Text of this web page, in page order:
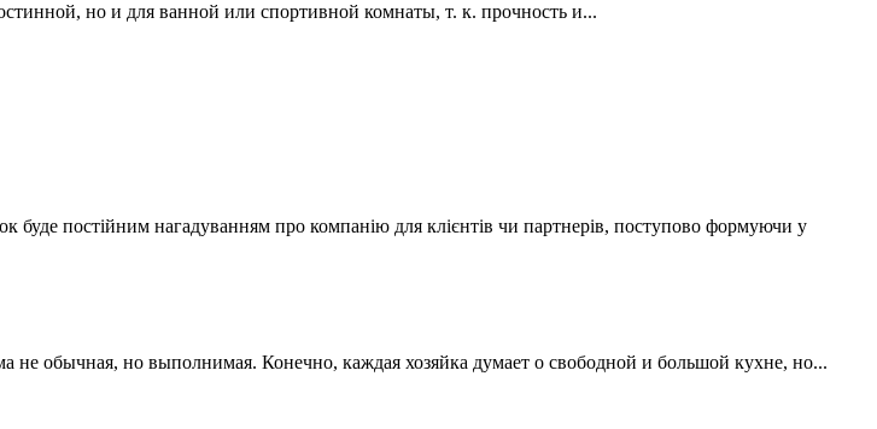
но и для ванной или спортивной комнаты, т. к. прочность и...
буде постійним нагадуванням про компанію для клієнтів чи партнерів, поступово формуючи у
обычная, но выполнимая. Конечно, каждая хозяйка думает о свободной и большой кухне, но...